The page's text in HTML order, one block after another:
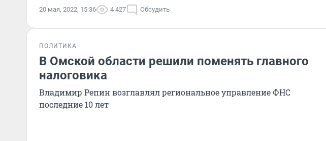
20 мая, 2022, 15:36 4 427 Обсудить
ПОЛИТИКА
В Омской области решили поменять главного
налоговика
Владимир Репин возглавлял региональное управление ФНС
последние 10 лет